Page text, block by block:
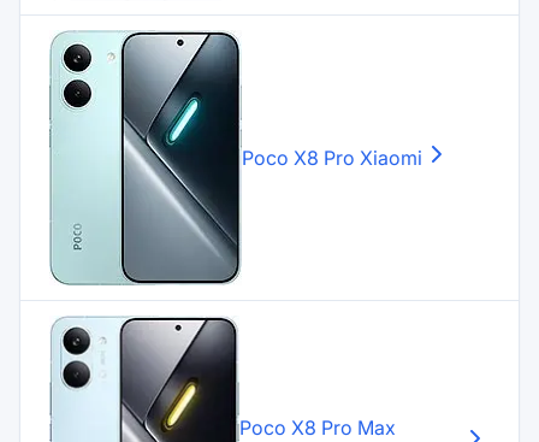
Poco X8 Pro Xiaomi
Poco X8 Pro Max